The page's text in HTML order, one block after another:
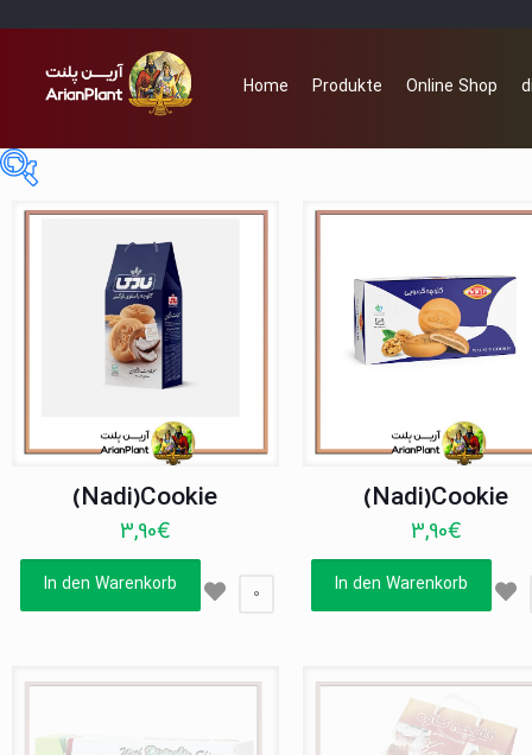
Home Produkte Online Shop
2 3 4
Auf Lager
Zum Verkauf(0)
(Nadi)Cookie
3,90€
In den Warenkorb 0
(Nadi)Cookie
3,90€
In den Warenkorb